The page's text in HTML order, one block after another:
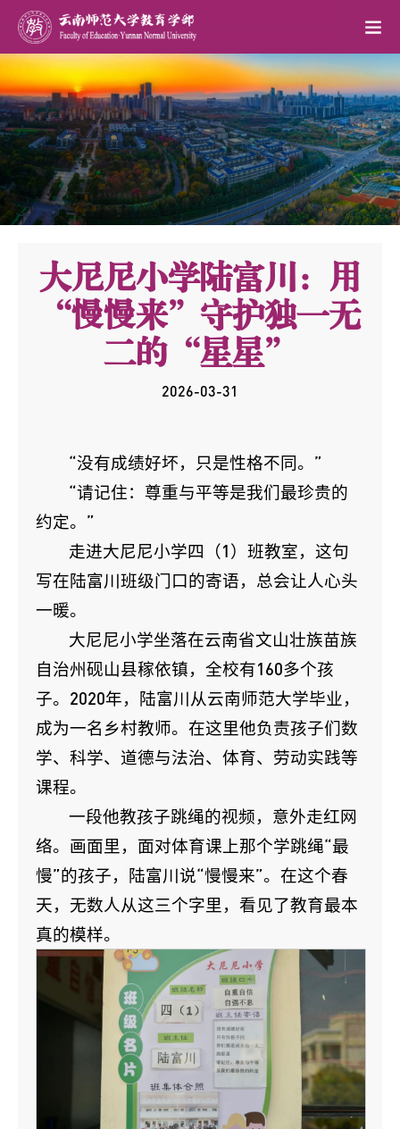
大尼尼小学陆富川：用
“慢慢来”守护独一无
二的“星星”
2026-03-31
“没有成绩好坏，只是性格不同。”
“请记住：尊重与平等是我们最珍贵的
约定。”
走进大尼尼小学四（1）班教室，这句
写在陆富川班级门口的寄语，总会让人心头
一暖。
大尼尼小学坐落在云南省文山壮族苗族
自治州砚山县稼依镇，全校有160多个孩
子。2020年，陆富川从云南师范大学毕业，
成为一名乡村教师。在这里他负责孩子们数
学、科学、道德与法治、体育、劳动实践等
课程。
一段他教孩子跳绳的视频，意外走红网
络。画面里，面对体育课上那个学跳绳“最
慢”的孩子，陆富川说“慢慢来”。在这个春
天，无数人从这三个字里，看见了教育最本
真的模样。